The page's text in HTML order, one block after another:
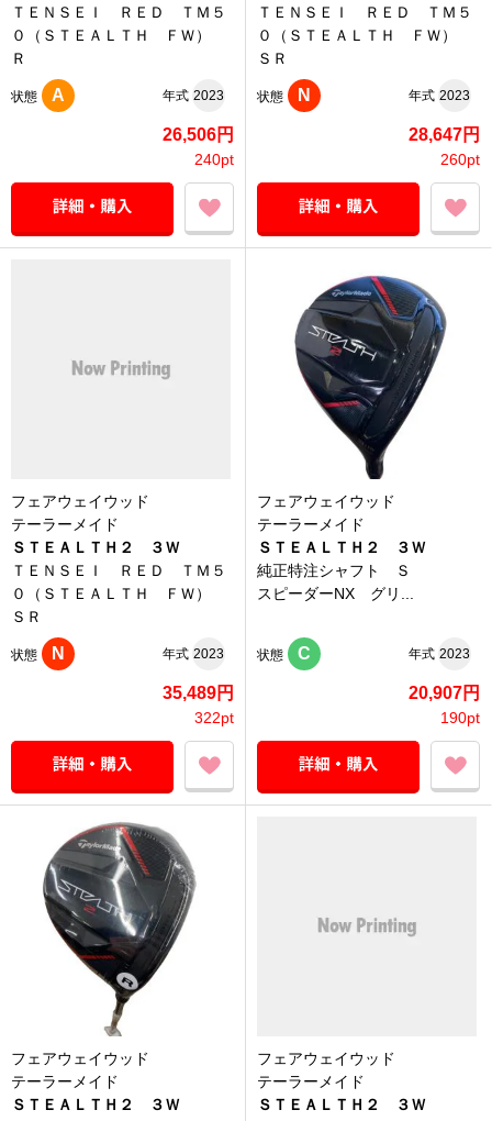
ＴＥＮＳＥＩ ＲＥＤ ＴＭ５
０（ＳＴＥＡＬＴＨ ＦＷ）
Ｒ
状態 A 年式 2023
26,506円
240pt
ＴＥＮＳＥＩ ＲＥＤ ＴＭ５
０（ＳＴＥＡＬＴＨ ＦＷ）
ＳＲ
状態 N 年式 2023
28,647円
260pt
フェアウェイウッド
テーラーメイド
ＳＴＥＡＬＴＨ２ ３Ｗ
ＴＥＮＳＥＩ ＲＥＤ ＴＭ５
０（ＳＴＥＡＬＴＨ ＦＷ）
ＳＲ
状態 N 年式 2023
35,489円
322pt
フェアウェイウッド
テーラーメイド
ＳＴＥＡＬＴＨ２ ３Ｗ
純正特注シャフト Ｓ
スピーダーNX グリ...
状態 C 年式 2023
20,907円
190pt
フェアウェイウッド
テーラーメイド
ＳＴＥＡＬＴＨ２ ３Ｗ
フェアウェイウッド
テーラーメイド
ＳＴＥＡＬＴＨ２ ３Ｗ